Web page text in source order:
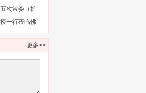
政策解读培
作的通知
次常委（扩
一行莅临佛
更多>>